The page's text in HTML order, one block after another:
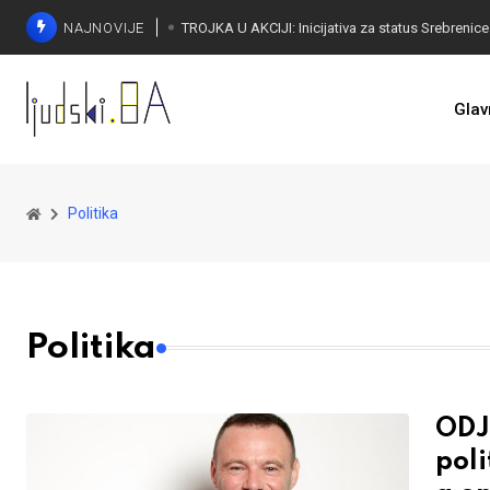
NAJNOVIJE
Politika
Politika